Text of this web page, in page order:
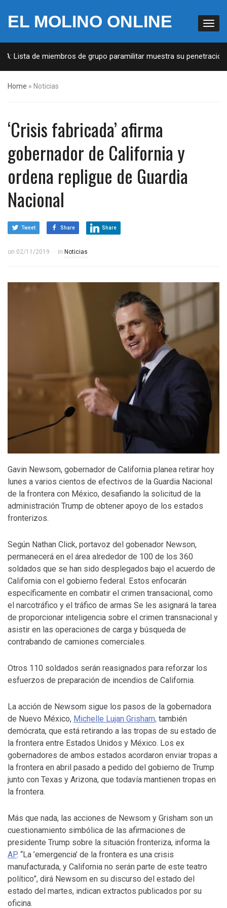
EL MOLINO ONLINE
Lista de miembros de grupo paramilitar muestra su penetración
Home » Noticias
‘Crisis fabricada’ afirma
gobernador de California y
ordena repligue de Guardia
Nacional
Tweet Share Share
on 02/11/2019 in Noticias
Gavin Newsom, gobernador de California planea retirar hoy
lunes a varios cientos de efectivos de la Guardia Nacional
de la frontera con México, desafiando la solicitud de la
administración Trump de obtener apoyo de los estados
fronterizos.
Según Nathan Click, portavoz del gobenador Newson,
permanecerá en el área alrededor de 100 de los 360
soldados que se han sido desplegados bajo el acuerdo de
California con el gobierno federal. Estos enfocarán
específicamente en combatir el crimen transacional, como
el narcotráfico y el tráfico de armas Se les asignará la tarea
de proporcionar inteligencia sobre el crimen transnacional y
asistir en las operaciones de carga y búsqueda de
contrabando de camiones comerciales.
Otros 110 soldados serán reasignados para reforzar los
esfuerzos de preparación de incendios de California.
La acción de Newsom sigue los pasos de la gobernadora
de Nuevo México, Michelle Lujan Grisham, también
demócrata, que está retirando a las tropas de su estado de
la frontera entre Estados Unidos y México. Los ex
gobernadores de ambos estados acordaron enviar tropas a
la frontera en abril pasado a pedido del gobierno de Trump
junto con Texas y Arizona, que todavía mantienen tropas en
la frontera.
Más que nada, las acciones de Newsom y Grisham son un
cuestionamiento simbólica de las afirmaciones de
presidente Trump sobre la situación fronteriza, informa la
AP. “La ’emergencia’ de la frontera es una crisis
manufacturada, y California no serán parte de este teatro
político”, dirá Newsom en su discurso del estado del
estado del martes, indican extractos publicados por su
oficina.